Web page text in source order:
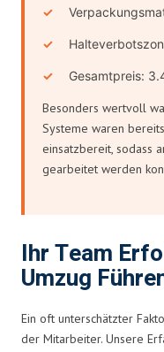
Gesamtpreis:
Besonders wertvoll
Systeme waren
einsatzbereit, sodass
gearbeitet werden
Ihr Team
Umzug
Ein oft unterschätzter
der Mitarbeiter. Unsere